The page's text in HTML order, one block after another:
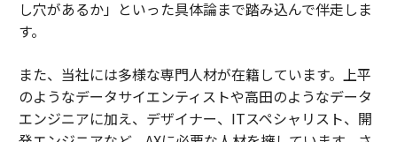
し穴があるか」といった具体論まで踏み込んで伴走しま
す。
また、当社には多様な専門人材が在籍しています。上平
のようなデータサイエンティストや高田のようなデータ
エンジニアに加え、デザイナー、ITスペシャリスト、開